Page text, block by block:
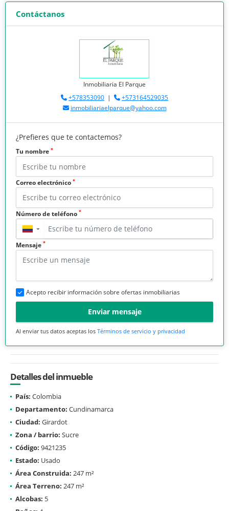
Contáctanos
Inmobiliaria El Parque
+578353090 |
+573164529035
inmobiliariaelparque@yahoo.com
¿Prefieres que te contactemos?
Tu nombre *
Correo electrónico *
Número de teléfono *
▼
Mensaje *
Acepto recibir información sobre ofertas inmobiliarias
Enviar mensaje
Al enviar tus datos aceptas los Términos de servicio y privacidad
Detalles del inmueble
País: Colombia
Departamento: Cundinamarca
Ciudad: Girardot
Zona / barrio: Sucre
Código: 9421235
Estado: Usado
Área Construida: 247 m²
Área Terreno: 247 m²
Alcobas: 5